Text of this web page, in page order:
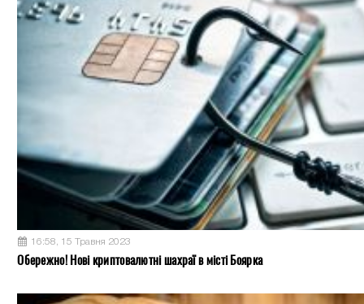
16:58, 15 Травня 2023
Обережно! Нові криптовалютні шахраї в місті Боярка